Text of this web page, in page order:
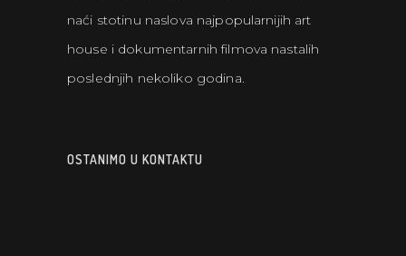
naći stotinu naslova najpopularnijih art
house i dokumentarnih filmova nastalih
poslednjih nekoliko godina.
OSTANIMO U KONTAKTU